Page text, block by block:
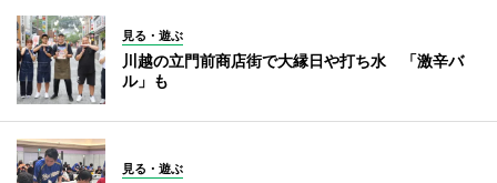
見る・遊ぶ
川越の立門前商店街で大縁日や打ち水 「激辛バ
ル」も
見る・遊ぶ